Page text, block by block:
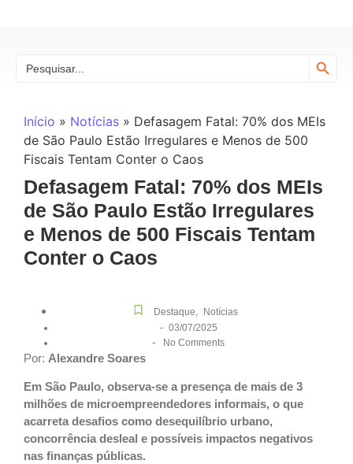
for:
Início » Notícias » Defasagem Fatal: 70% dos MEIs
de São Paulo Estão Irregulares e Menos de 500
Fiscais Tentam Conter o Caos
Defasagem Fatal: 70% dos MEIs
de São Paulo Estão Irregulares
e Menos de 500 Fiscais Tentam
Conter o Caos
Destaque, Notícias
- 03/07/2025
- No Comments
Por: Alexandre Soares
Em São Paulo, observa-se a presença de mais de 3
milhões de microempreendedores informais, o que
acarreta desafios como desequilíbrio urbano,
concorrência desleal e possíveis impactos negativos
nas finanças públicas.